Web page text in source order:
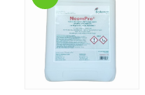
Cuerado (Agrotis
Culebrilla del corcho (
Drosófila de alas
suzukii)